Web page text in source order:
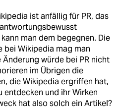
ist anfällig für PR, das
man dem begegnen. Die
Wikipedia mag man
würde bei PR nicht
im Übrigen die
die Wikipedia ergriffen hat,
entdecken und ihr Wirken
hat also solch ein Artikel?